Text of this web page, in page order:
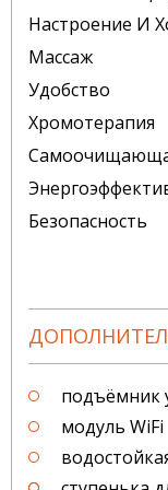
Настроение И
Массаж
Удобство
Хромотерапия
Безопасность
подъёмник
модуль WiFi